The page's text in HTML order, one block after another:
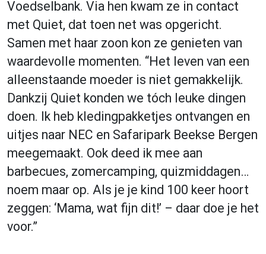
Voedselbank. Via hen kwam ze in contact
met Quiet, dat toen net was opgericht.
Samen met haar zoon kon ze genieten van
waardevolle momenten. “Het leven van een
alleenstaande moeder is niet gemakkelijk.
Dankzij Quiet konden we tóch leuke dingen
doen. Ik heb kledingpakketjes ontvangen en
uitjes naar NEC en Safaripark Beekse Bergen
meegemaakt. Ook deed ik mee aan
barbecues, zomercamping, quizmiddagen…
noem maar op. Als je je kind 100 keer hoort
zeggen: ‘Mama, wat fijn dit!’ – daar doe je het
voor.”